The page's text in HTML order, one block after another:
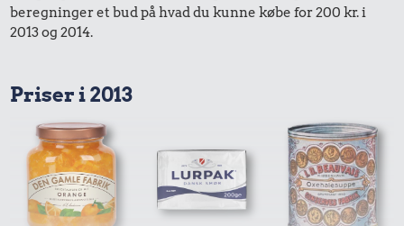
beregninger et bud på hvad du kunne købe for 200 kr. i
2013 og 2014.
Priser i 2013